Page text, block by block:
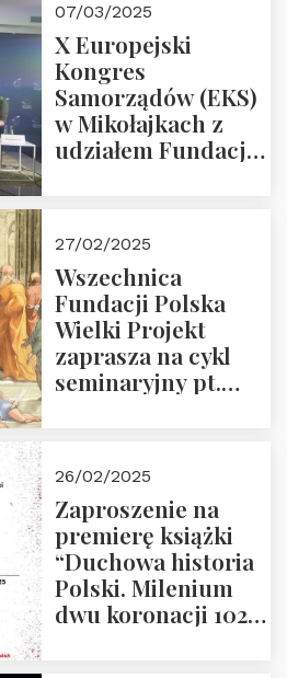
07/03/2025
X Europejski
Kongres
Samorządów (EKS)
w Mikołajkach z
udziałem Fundacji
27/02/2025
Wszechnica
Fundacji Polska
Wielki Projekt
zaprasza na cykl
seminaryjny pt.
26/02/2025
Zaproszenie na
premierę książki
“Duchowa historia
Polski. Milenium
dwu koronacji 1025-